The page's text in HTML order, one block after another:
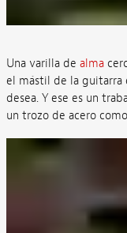
Una varilla de alma
el mástil de la guitarra
desea. Y ese es un
un trozo de acero